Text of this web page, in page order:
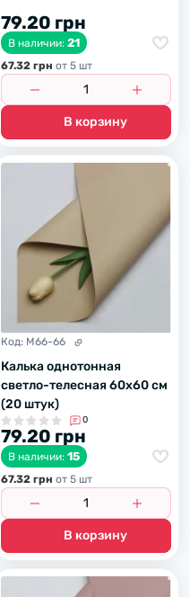
79.20 грн
В наличии: 21
67.32 грн от 5 шт
В корзину
Код: M66-66
Калька однотонная
светло-телесная 60х60 см
(20 штук)
0
79.20 грн
В наличии: 15
67.32 грн от 5 шт
В корзину